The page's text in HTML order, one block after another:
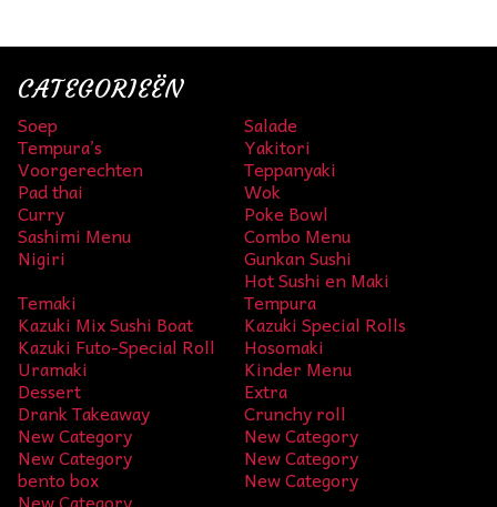
CATEGORIEËN
Soep Salade
Tempura’s Yakitori
Voorgerechten Teppanyaki
Pad thai Wok
Curry Poke Bowl
Sashimi Menu Combo Menu
Nigiri
Gunkan Sushi
Temaki
Hot Sushi en Maki
Tempura
Kazuki Mix Sushi Boat Kazuki Special Rolls
Kazuki Futo-Special Roll Hosomaki
Uramaki Kinder Menu
Dessert Extra
Drank Takeaway Crunchy roll
New Category New Category
New Category New Category
bento box New Category